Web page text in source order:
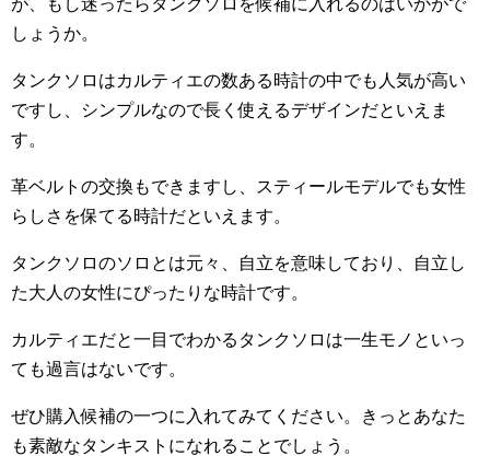
しょうか。
タンクソロはカルティエの数ある時計の中でも人気が高い
ですし、シンプルなので長く使えるデザインだといえま
す。
革ベルトの交換もできますし、スティールモデルでも女性
らしさを保てる時計だといえます。
タンクソロのソロとは元々、自立を意味しており、自立し
た大人の女性にぴったりな時計です。
カルティエだと一目でわかるタンクソロは一生モノといっ
ても過言はないです。
ぜひ購入候補の一つに入れてみてください。きっとあなた
も素敵なタンキストになれることでしょう。